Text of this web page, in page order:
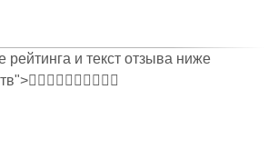
рейтинга и текст отзыва ниже